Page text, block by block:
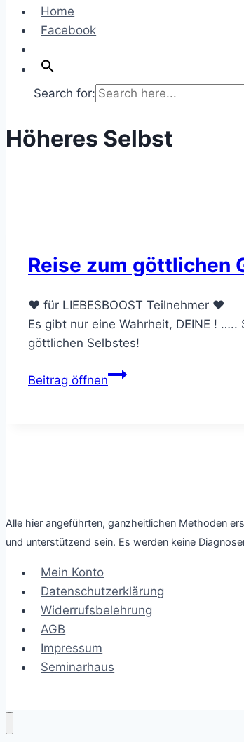
Home
Facebook
Search for:
Höheres Selbst
Reise zum göttlichen
❤️ für LIEBESBOOST Teilnehmer ❤️
Es gibt nur eine Wahrheit, DEINE !
göttlichen Selbstes!
Beitrag öffnenReise
Antworten
liegen
Alle hier angeführten, ganzheitlichen Methoden
und unterstützend sein. Es werden keine
Mein Konto
Datenschutzerklärung
Widerrufsbelehrung
AGB
Impressum
Seminarhaus